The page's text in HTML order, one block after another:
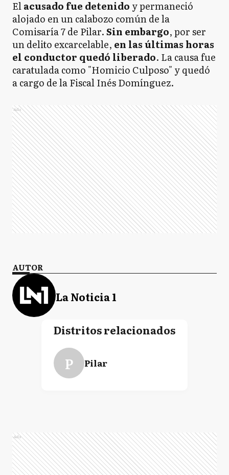
Elacusado fue detenido y permaneció
alojado en un calabozo común de la
Comisaría 7 de Pilar.Sin embargo, por ser
un delito excarcelable, en las últimas horas
el conductor quedó liberado. La causa fue
caratulada como "Homicio Culposo" y quedó
a cargo de la Fiscal Inés Domínguez.
Ads
AUTOR
La Noticia 1
Distritos relacionados
P Pilar
Ads